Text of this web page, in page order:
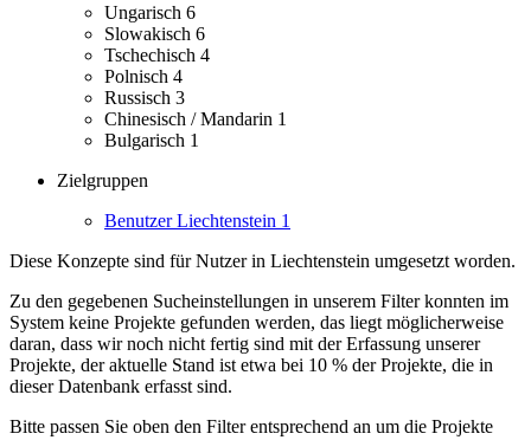
Ungarisch 6
Slowakisch 6
Tschechisch 4
Polnisch 4
Russisch 3
Chinesisch / Mandarin 1
Bulgarisch 1
Zielgruppen
Benutzer Liechtenstein 1
Diese Konzepte sind für Nutzer in Liechtenstein umgesetzt worden.
Zu den gegebenen Sucheinstellungen in unserem Filter konnten im
System keine Projekte gefunden werden, das liegt möglicherweise
daran, dass wir noch nicht fertig sind mit der Erfassung unserer
Projekte, der aktuelle Stand ist etwa bei 10 % der Projekte, die in
dieser Datenbank erfasst sind.
Bitte passen Sie oben den Filter entsprechend an um die Projekte